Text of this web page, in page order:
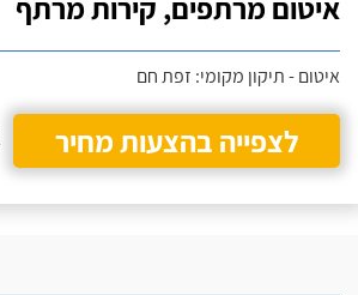
איטום - תיקון מקומי: זפת חם
לצפייה בהצעות מחיר